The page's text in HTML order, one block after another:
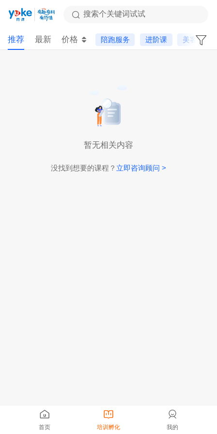
搜索个关键词试试
推荐 最新 价格 陪跑服务 进阶课 美客多
暂无相关内容
没找到想要的课程？ 立即咨询顾问 >
首页 培训孵化 我的